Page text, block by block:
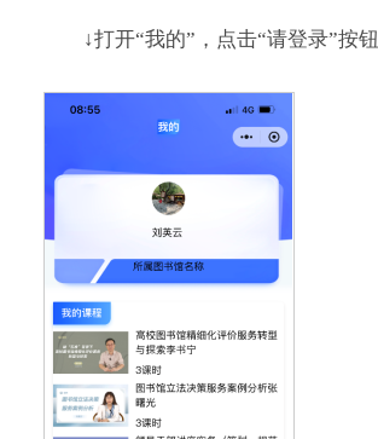
↓打开“我的”，点击“请登录”按钮